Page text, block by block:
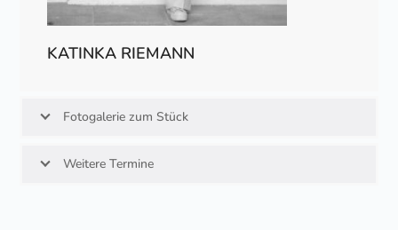
KATINKA RIEMANN
Fotogalerie zum Stück
Weitere Termine